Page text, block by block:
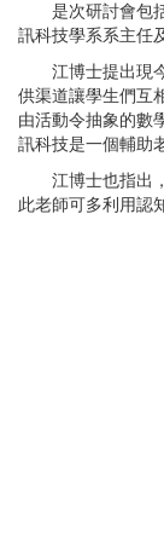
是次研討會包括
訊科技學系系主任
江博士提出現今
供渠道讓學生們互
由活動令抽象的數
訊科技是一個輔助
江博士也指出，
此老師可多利用認